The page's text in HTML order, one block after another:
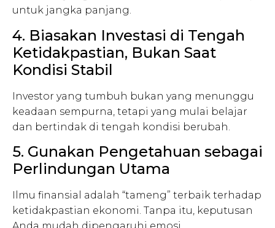
untuk jangka panjang.
4. Biasakan Investasi di Tengah
Ketidakpastian, Bukan Saat
Kondisi Stabil
Investor yang tumbuh bukan yang menunggu
keadaan sempurna, tetapi yang mulai belajar
dan bertindak di tengah kondisi berubah.
5. Gunakan Pengetahuan sebagai
Perlindungan Utama
Ilmu finansial adalah “tameng” terbaik terhadap
ketidakpastian ekonomi. Tanpa itu, keputusan